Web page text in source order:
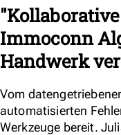
Immoconn
Handwerk
Vom
automatisierten
Werkzeuge bereit.